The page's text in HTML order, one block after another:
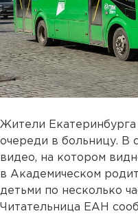
Жители
очереди в больницу. В
видео, на котором
в Академическом
детьми по несколько
Читательница ЕАН